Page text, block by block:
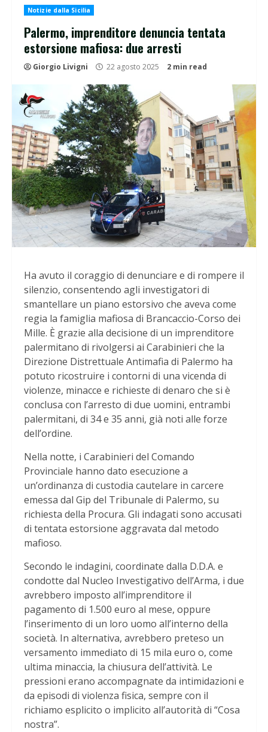
Notizie dalla Sicilia
Palermo, imprenditore denuncia tentata
estorsione mafiosa: due arresti
Giorgio Livigni 22 agosto 2025 2 min read
Ha avuto il coraggio di denunciare e di rompere il
silenzio, consentendo agli investigatori di
smantellare un piano estorsivo che aveva come
regia la famiglia mafiosa di Brancaccio-Corso dei
Mille. È grazie alla decisione di un imprenditore
palermitano di rivolgersi ai Carabinieri che la
Direzione Distrettuale Antimafia di Palermo ha
potuto ricostruire i contorni di una vicenda di
violenze, minacce e richieste di denaro che si è
conclusa con l’arresto di due uomini, entrambi
palermitani, di 34 e 35 anni, già noti alle forze
dell’ordine.
Nella notte, i Carabinieri del Comando
Provinciale hanno dato esecuzione a
un’ordinanza di custodia cautelare in carcere
emessa dal Gip del Tribunale di Palermo, su
richiesta della Procura. Gli indagati sono accusati
di tentata estorsione aggravata dal metodo
mafioso.
Secondo le indagini, coordinate dalla D.D.A. e
condotte dal Nucleo Investigativo dell’Arma, i due
avrebbero imposto all’imprenditore il
pagamento di 1.500 euro al mese, oppure
l’inserimento di un loro uomo all’interno della
società. In alternativa, avrebbero preteso un
versamento immediato di 15 mila euro o, come
ultima minaccia, la chiusura dell’attività. Le
pressioni erano accompagnate da intimidazioni e
da episodi di violenza fisica, sempre con il
richiamo esplicito o implicito all’autorità di “Cosa
nostra”.